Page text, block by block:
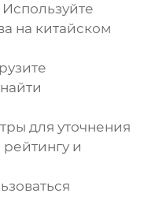
Используйте
на китайском
для уточнения
рейтингу и